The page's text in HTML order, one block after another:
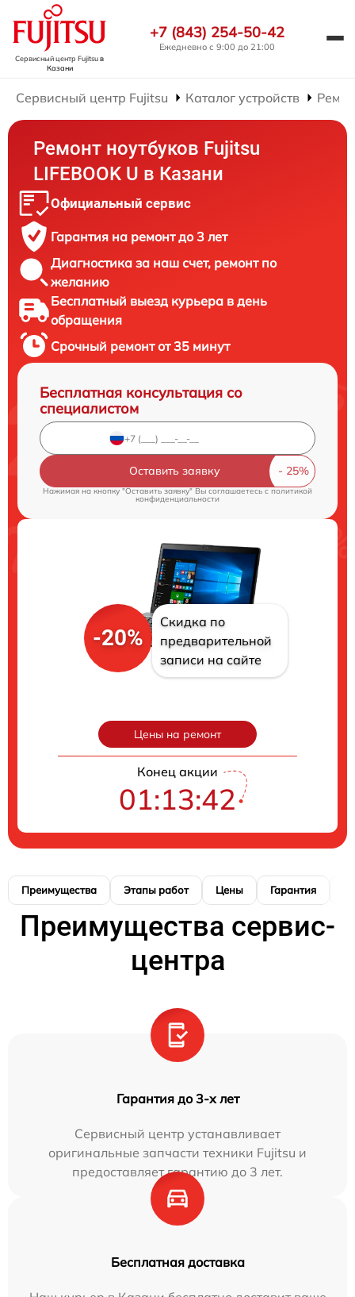
Сервисный центр Fujitsuв
Казани
+7 (843) 254-50-42
Ежедневно с 9:00 до 21:00
Сервисный центр Fujitsu Каталог устройств
Ремонт ноутбуков Fujitsu
LIFEBOOK U в Казани
Официальный сервис
Гарантия на ремонт до 3 лет
Диагностика за наш счет, ремонт по
желанию
Бесплатный выезд курьера в день
обращения
Срочный ремонт от 35 минут
Бесплатная консультация со
специалистом
Оставить заявку
Нажимая на кнопку "Оставить заявку" Вы соглашаетесь cполитикой
конфиденциальности
-20%
Скидка по
предварительной
записи на сайте
Цены на ремонт
Конец акции
01:13:42
Преимущества Этапы работ Цены Гарантия
Преимущества сервис-
центра
Гарантия до 3-х лет
Сервисный центр устанавливает
оригинальные запчасти техники Fujitsu и
предоставляет гарантию до 3 лет.
Бесплатная доставка